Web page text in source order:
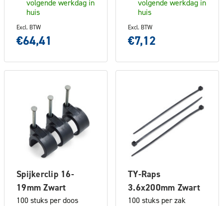
volgende werkdag in
huis
Excl. BTW
€64,41
volgende werkdag in
huis
Excl. BTW
€7,12
Spijkerclip 16-
19mm Zwart
100 stuks per doos
TY-Raps
3.6x200mm Zwart
100 stuks per zak